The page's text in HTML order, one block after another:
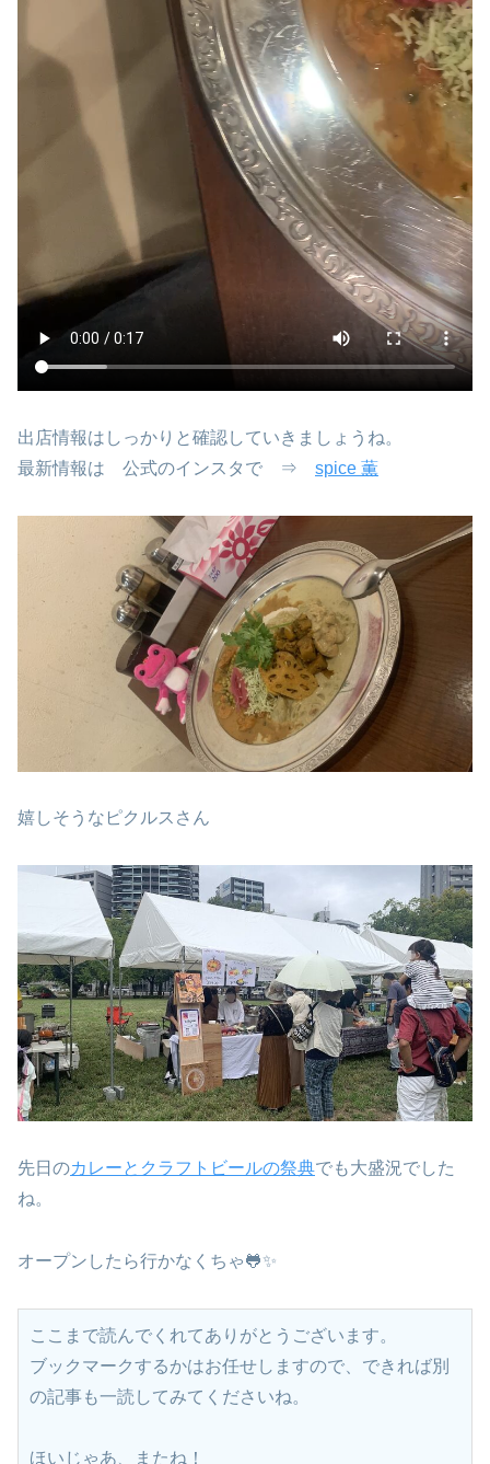
出店情報はしっかりと確認していきましょうね。
最新情報は 公式のインスタで ⇒ spice 薫
嬉しそうなピクルスさん
先日のカレーとクラフトビールの祭典でも大盛況でした
ね。
オープンしたら行かなくちゃ🐸✨
ここまで読んでくれてありがとうございます。
ブックマークするかはお任せしますので、できれば別
の記事も一読してみてくださいね。
ほいじゃあ、またね！